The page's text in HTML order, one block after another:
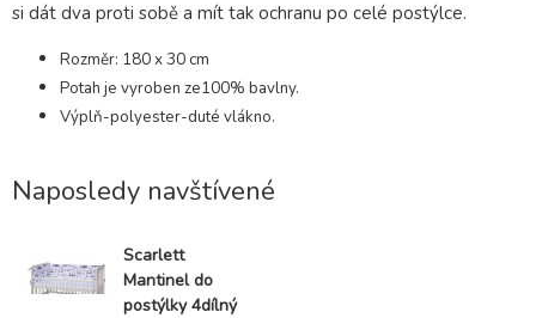
si dát dva proti sobě a mít tak ochranu po celé postýlce.
Rozměr: 180 x 30 cm
Potah je vyroben ze100% bavlny.
Výplň-polyester-duté vlákno.
Naposledy navštívené
Scarlett
Mantinel do
postýlky 4dílný